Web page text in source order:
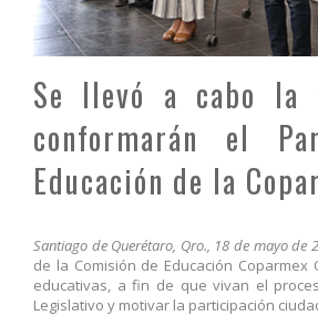
Se llevó a cabo la
conformarán el
Educación de la
Santiago de Querétaro, Qro., 18 de mayo de
de la Comisión de Educación
educativas, a fin de que vivan el
Legislativo y motivar la participación